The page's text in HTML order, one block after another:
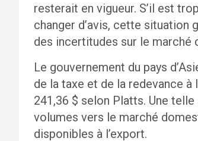
resterait en vigueur. S’il est
changer d’avis, cette situation
des incertitudes sur le marché
Le gouvernement du pays
de la taxe et de la redevance à
241,36 $ selon Platts. Une
volumes vers le marché
disponibles à l’export.